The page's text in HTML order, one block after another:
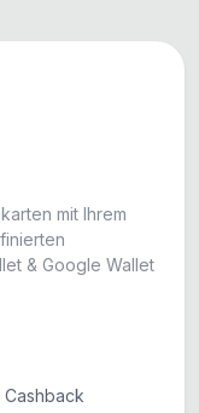
mit Ihrem
& Google Wallet